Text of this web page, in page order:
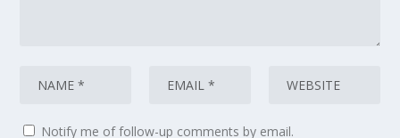
Notify me of follow-up comments by email.